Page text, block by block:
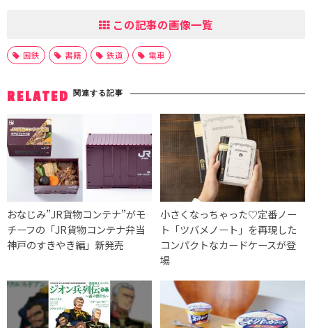
この記事の画像一覧
国鉄 書籍 鉄道 電車
RELATED 関連する記事
おなじみ”JR貨物コンテナ”がモ
チーフの「JR貨物コンテナ弁当
神戸のすきやき編」新発売
小さくなっちゃった♡定番ノー
ト「ツバメノート」を再現した
コンパクトなカードケースが登
場